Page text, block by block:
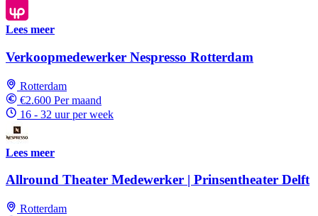
Lees meer
Verkoopmedewerker Nespresso Rotterdam
Rotterdam
€2.600 Per maand
16 - 32 uur per week
Lees meer
Allround Theater Medewerker | Prinsentheater Delft
Rotterdam